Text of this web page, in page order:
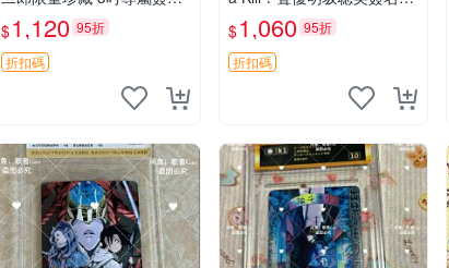
照 日本正版中古 正規卡磚
附送 旋風管家 畑健二郎 簽
名照
$1,120 95折
折扣碼
邊，3寸帶原裝卡磚 日版中
古 赤紅之瞳 Akame ga Kill
明坂聰美 簽名
$1,060 95折
折扣碼